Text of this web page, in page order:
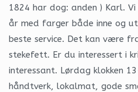
1824 har dog: anden ) Karl.
år med farger både inne og
beste service. Det kan være
stekefett. Er du interessert i
interessant. Lørdag klokken
håndtverk, lokalmat, gode